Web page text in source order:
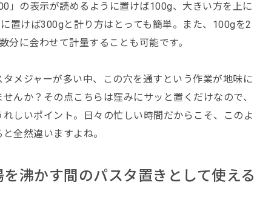
」の表示が読めるように置けば100g、大きい方を上に
置けば300gと計り方はとっても簡単。また、100gを2
分に会わせて計量することも可能です。
メジャーが多い中、この穴を通すという作業が地味に
んか？その点こちらは窪みにサッと置くだけなので、
しいポイント。日々の忙しい時間だからこそ、このよ
全然違いますよね。
沸かす間のパスタ置きとして使える